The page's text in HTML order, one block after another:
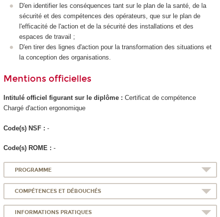
D'en identifier les conséquences tant sur le plan de la santé, de la
sécurité et des compétences des opérateurs, que sur le plan de
l'efficacité de l'action et de la sécurité des installations et des
espaces de travail ;
D'en tirer des lignes d'action pour la transformation des situations et
la conception des organisations.
Mentions officielles
Intitulé officiel figurant sur le diplôme : Certificat de compétence
Chargé d'action ergonomique
Code(s) NSF : -
Code(s) ROME : -
PROGRAMME
COMPÉTENCES ET DÉBOUCHÉS
INFORMATIONS PRATIQUES